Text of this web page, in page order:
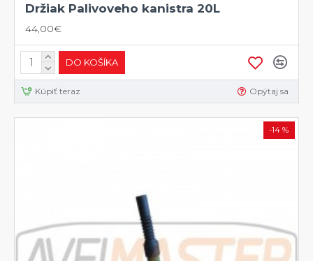
Držiak Palivoveho kanistra 20L
44,00€
DO KOŠÍKA
Kúpiť teraz Opýtaj sa
-14 %